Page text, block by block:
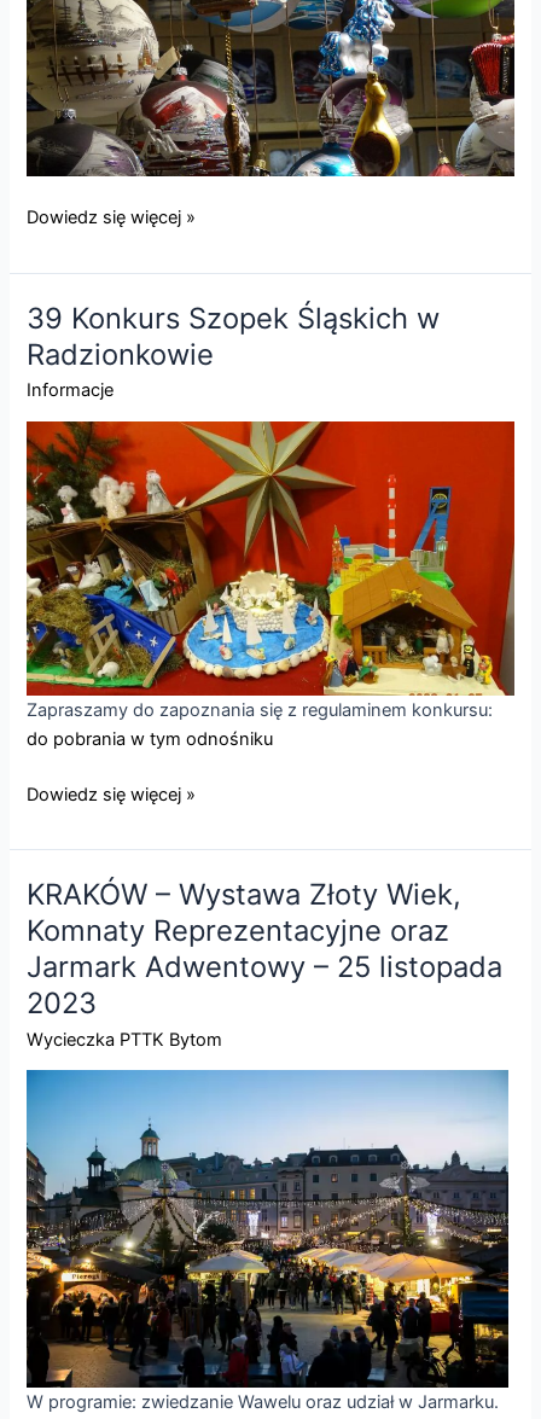
Ołomuniec
Jarmark
Adwentowy
oraz
spacer
po
mieście.
Dowiedz się więcej »
39 Konkurs Szopek Śląskich w
Radzionkowie
Informacje
Zapraszamy do zapoznania się z regulaminem konkursu:
do pobrania w tym odnośniku
39
Szopek
Śląskich
w
Radzionkowie
Dowiedz się więcej »
KRAKÓW – Wystawa Złoty Wiek,
Komnaty Reprezentacyjne oraz
Jarmark Adwentowy – 25 listopada
2023
Wycieczka PTTK Bytom
W programie: zwiedzanie Wawelu oraz udział w Jarmarku.